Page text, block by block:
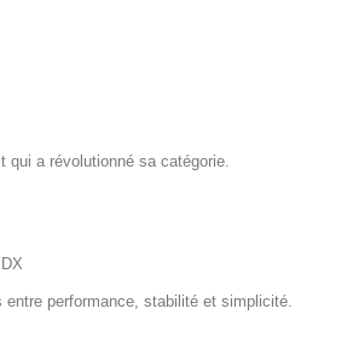
qui a révolutionné sa catégorie.
performance, stabilité et simplicité.